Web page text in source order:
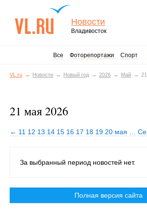
Новости
Владивосток
Все Фоторепортажи Спорт
VL.ru Новости Новый год 2026 Май 21
21 мая 2026
← 11 12 13 14 15 16 17 18 19 20 мая
За выбранный период новостей нет.
Полная версия сайта